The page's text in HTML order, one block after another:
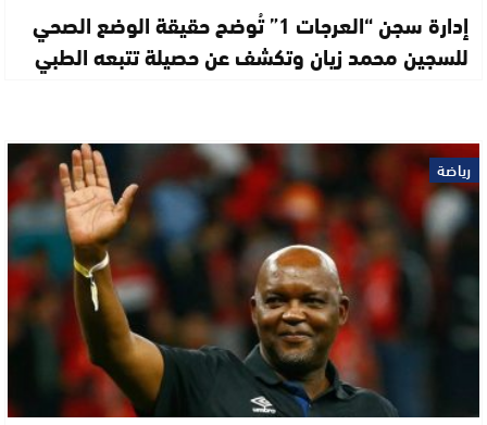
إدارة سجن “العرجات 1” تُوضح حقيقة الوضع الصحي
للسجين محمد زيان وتكشف عن حصيلة تتبعه الطبي
رياضة